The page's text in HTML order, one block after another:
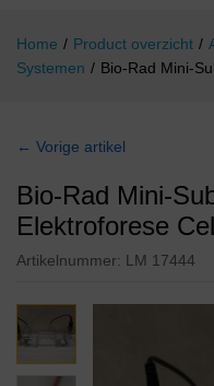
Home / Product overzicht /
Systemen / Bio-Rad Mini-
← Vorige artikel
Bio-Rad Mini-
Elektroforese Cel
Artikelnummer: LM 17444